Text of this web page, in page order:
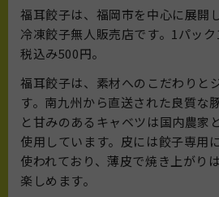
福耳餃子は、福岡市を中心に展開
冷凍餃子無人販売店です。1パッ
税込み500円。
福耳餃子は、素材へのこだわりと
す。南九州から直送された良質な
と甘みのあるキャベツは国内農家
使用しています。皮には餃子専用
使われており、薄皮で焼き上がり
楽しめます。